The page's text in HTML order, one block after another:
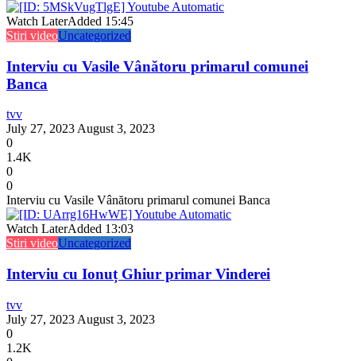
Watch LaterAdded 15:45
Stiri videoUncategorized
Interviu cu Vasile Vânătoru primarul comunei
Banca
tvv
July 27, 2023August 3, 2023
0
1.4K
0
0
Interviu cu Vasile Vânătoru primarul comunei Banca
Watch LaterAdded 13:03
Stiri videoUncategorized
Interviu cu Ionuț Ghiur primar Vinderei
tvv
July 27, 2023 August 3, 2023
0
1.2K